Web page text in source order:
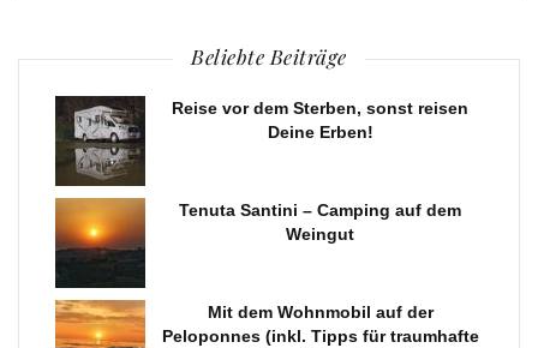
Beliebte Beiträge
Reise vor dem Sterben, sonst reisen
Deine Erben!
Tenuta Santini – Camping auf dem
Weingut
Mit dem Wohnmobil auf der
Peloponnes (inkl. Tipps für traumhafte